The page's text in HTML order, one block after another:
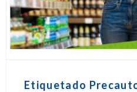
Etiquetado